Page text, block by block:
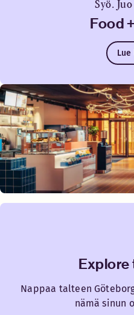
Syö.
Food
Explore
Nappaa talteen
nämä sinun